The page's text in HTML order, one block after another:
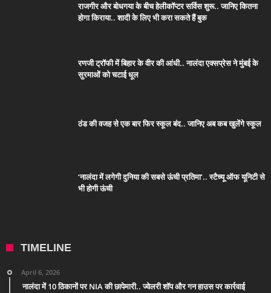
राजगीर और बोधगया के बीच हेलीकॉप्टर सर्विस शुरू.. जानिए कितना
होगा किराया.. शादी के लिए भी करा सकते हैं बुक
रणजी ट्रॉफी में बिहार के वीर की आंधी.. नालंदा एक्सप्रेस ने मुंबई के
सुरमाओं को चटाई धूल
ठंड की वजह से एक बार फिर स्कूल बंद.. जानिए अब कब खुलेंगे स्कूल
‘नालंदा में लगेगी दुनिया की सबसे ऊंची प्रतिमा’.. स्टैच्यू ऑफ यूनिटी से
भी होगी ऊंची
TIMELINE
April 6, 2026
नालंदा में 10 ठिकानों पर NIA की छापेमारी.. ज्वेलरी शॉप और गन हाउस पर कार्रवाई